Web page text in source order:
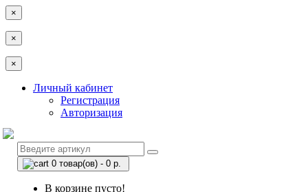
×
×
×
Личный кабинет
Регистрация
Авторизация
0 товар(ов) - 0 р.
В корзине пусто!